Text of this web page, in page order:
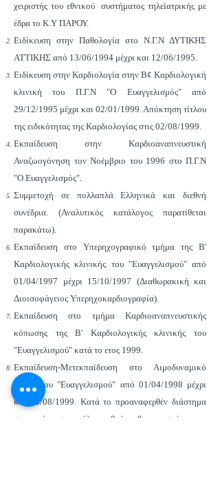
χειριστής του εθνικού συστήματος τηλεïατρικής με
έδρα το Κ.Υ ΠΑΡΟΥ.
Ειδίκευση στην Παθολογία στο Ν.Γ.Ν ΔΥΤΙΚΗΣ
ΑΤΤΙΚΗΣ από 13/06/1994 μέχρι και 12/06/1995.
Ειδίκευση στην Καρδιολογία στην Β¢ Καρδιολογική
κλινική του Π.Γ.Ν "Ο Ευαγγελισμός" από
29/12/1995 μέχρι και 02/01/1999. Απόκτηση τίτλου
της ειδικότητας της Καρδιολογίας στις 02/08/1999.
Εκπαίδευση στην Καρδιοαναπνευστική
Αναζωογόνηση τον Νοέμβριο του 1996 στο Π.Γ.Ν
"Ο Ευαγγελισμός".
Συμμετοχή σε πολλαπλά Ελληνικά και διεθνή
συνέδρια. (Αναλυτικός κατάλογος παρατίθεται
παρακάτω).
Εκπαίδευση στο Υπερηχογραφικό τμήμα της Β'
Καρδιολογικής κλινικής του "Ευαγγελισμού" από
01/04/1997 μέχρι 15/10/1997 (Διαθωρακική και
Διοισοφάγειος Υπερηχοκαρδιογραφία).
Εκπαίδευση στο τμήμα Καρδιοαναπνευστικής
κόπωσης της Β' Καρδιολογικής κλινικής του
"Ευαγγελισμού" κατά το ετος 1999.
Εκπαίδευση-Μετεκπαίδευση στο Αιμοδυναμικό
τμήμα του "Ευαγγελισμού" από 01/04/1998 μέχρι
και 25/08/1999. Κατά το προαναφερθέν διάστημα
συμμετείχα σε μεγάλο αριθμό καθετηριασμών, τους